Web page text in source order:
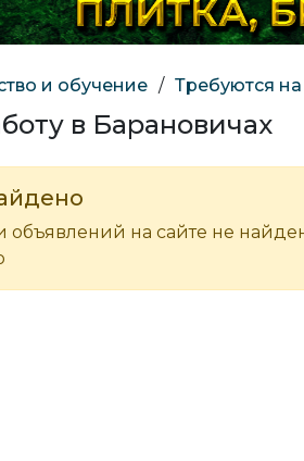
и обучение / Требуются
в Барановичах
на сайте не